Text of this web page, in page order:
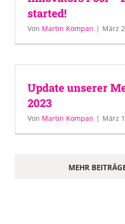
started!
Von Martin Kompan | März
Update unserer
2023
Von Martin Kompan | März
MEHR